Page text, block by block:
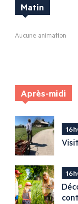
Matin
Aucune animation
Après-midi